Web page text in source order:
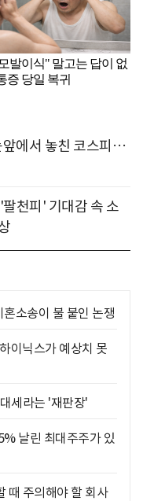
에서 놓친 코스피…
천피' 기대감 속 소
소송이 불 붙인 논쟁
이닉스가 예상치 못
세라는 '재판장'
날린 최대주주가 있
때 주의해야 할 회사